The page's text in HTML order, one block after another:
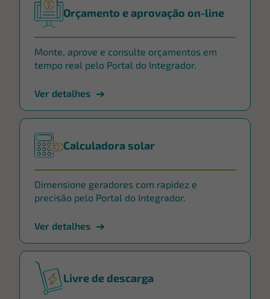
Orçamento e aprovação on-line
Monte, aprove e consulte orçamentos em
tempo real pelo Portal do Integrador.
Ver detalhes
Calculadora solar
Dimensione geradores com rapidez e
precisão pelo Portal do Integrador.
Ver detalhes
Livre de descarga